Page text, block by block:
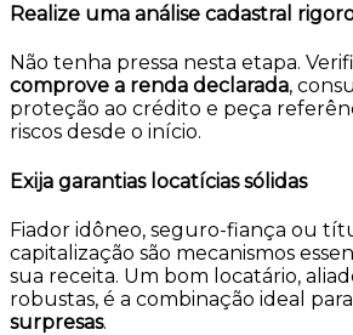
Realize uma análise cadastral
Não tenha pressa nesta etapa.
comprove a renda declarada,
proteção ao crédito e peça
riscos desde o início.
Exija garantias locatícias sólidas
Fiador idôneo, seguro-fiança ou
capitalização são mecanismos
sua receita. Um bom locatário,
robustas, é a combinação ideal
surpresas.